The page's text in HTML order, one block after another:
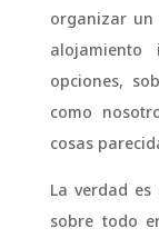
organizar un
alojamiento
opciones,
como
cosas
La verdad
sobre todo